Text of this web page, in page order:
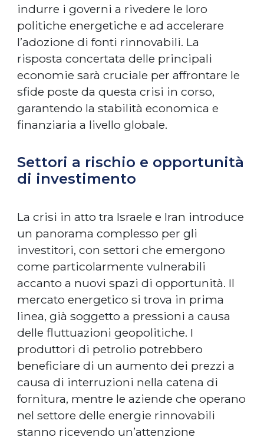
indurre i governi a rivedere le loro
politiche energetiche e ad accelerare
l’adozione di fonti rinnovabili. La
risposta concertata delle principali
economie sarà cruciale per affrontare le
sfide poste da questa crisi in corso,
garantendo la stabilità economica e
finanziaria a livello globale.
Settori a rischio e opportunità
di investimento
La crisi in atto tra Israele e Iran introduce
un panorama complesso per gli
investitori, con settori che emergono
come particolarmente vulnerabili
accanto a nuovi spazi di opportunità. Il
mercato energetico si trova in prima
linea, già soggetto a pressioni a causa
delle fluttuazioni geopolitiche. I
produttori di petrolio potrebbero
beneficiare di un aumento dei prezzi a
causa di interruzioni nella catena di
fornitura, mentre le aziende che operano
nel settore delle energie rinnovabili
stanno ricevendo un’attenzione